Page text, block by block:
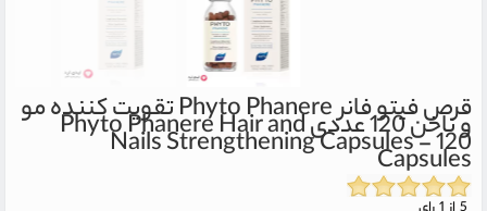
قرص فیتو فانر Phyto Phanere تقویت کننده مو و ناخن 120 عددی Phyto Phanere Hair and
Nails Strengthening Capsules - 120
Capsules